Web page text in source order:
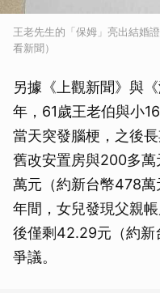
王老先生的「保姆」亮出結婚
看新聞）
另據《上觀新聞》與
年，61歲王老伯與小
當天突發腦梗，之後
舊改安置房與200多萬
萬元（約新台幣478
年間，女兒發現父親
後僅剩42.29元（約新
爭議。